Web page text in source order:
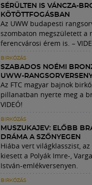
SÉRÜLTEN IS VÁNCZA-
KÖTÖTTFOGÁSBAN
Az UWW budapesti
szombaton megszületett a
ferencvárosi érem is. –
BIRKÓZÁS
SZABADOS NOÉMI
UWW-
Az FTC magyar bajnok
pillanatban nyerte meg a
VIDEÓ!
BIRKÓZÁS
MUSZUKAJEV: ELŐBB
DRÁMA A SZŐNYEGEN
Hiába vert világklasszist, az
kiesett a Polyák Imre-,
István-emlékversenyen.
BIRKÓZÁS